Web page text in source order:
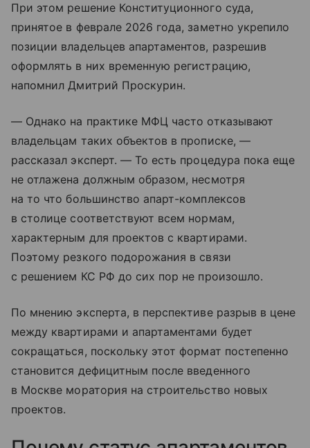
При этом решение Конституционного суда,
принятое в феврале 2026 года, заметно укрепило
позиции владельцев апартаментов, разрешив
оформлять в них временную регистрацию,
напомнил Дмитрий Проскурин.
— Однако на практике МФЦ часто отказывают
владельцам таких объектов в прописке, —
рассказал эксперт. — То есть процедура пока еще
не отлажена должным образом, несмотря
на то что большинство апарт-комплексов
в столице соответствуют всем нормам,
характерным для проектов с квартирами.
Поэтому резкого подорожания в связи
с решением КС РФ до сих пор не произошло.
По мнению эксперта, в перспективе разрыв в цене
между квартирами и апартаментами будет
сокращаться, поскольку этот формат постепенно
становится дефицитным после введенного
в Москве моратория на строительство новых
проектов.